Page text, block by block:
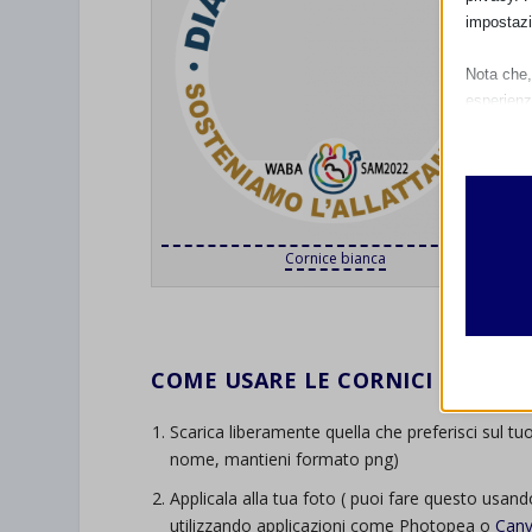
Cornice bianca
COME USARE LE CORNICI DELLA
Scarica liberamente quella che preferisci sul
nome, mantieni formato png)
Applicala alla tua foto ( puoi fare questo
utilizzando applicazioni come Photopea o
Nota
wp-
I
_ga
Altri